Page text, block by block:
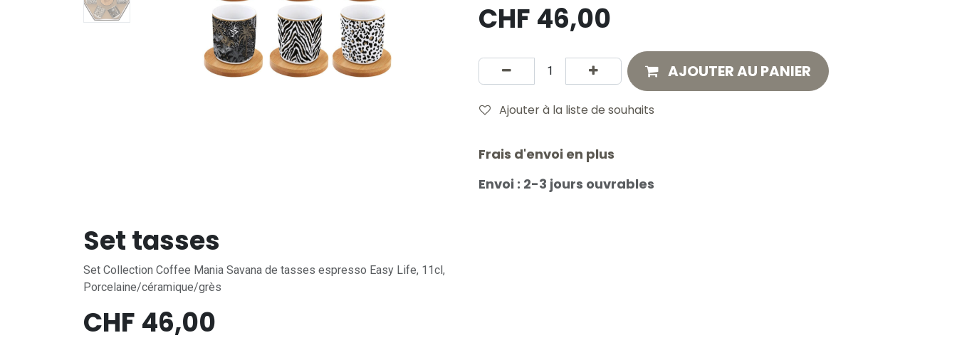
CHF 46,00
AJOUTER AU PANIER
Ajouter à la liste de souhaits
Frais d'envoi en plus
Envoi : 2-3 jours ouvrables
Set tasses
Set Collection Coffee Mania Savana de tasses espresso Easy Life, 11cl,
Porcelaine/céramique/grès
CHF 46,00